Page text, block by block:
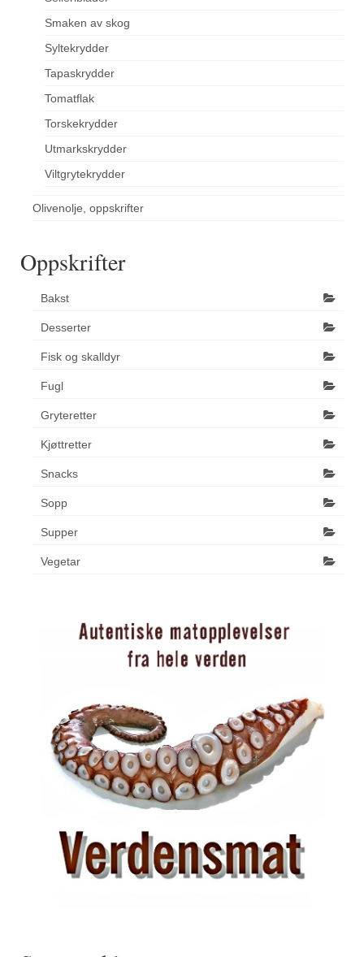
Smaken av skog
Syltekrydder
Tapaskrydder
Tomatflak
Torskekrydder
Utmarkskrydder
Viltgrytekrydder
Olivenolje, oppskrifter
Oppskrifter
Bakst
Desserter
Fisk og skalldyr
Fugl
Gryteretter
Kjøttretter
Snacks
Sopp
Supper
Vegetar